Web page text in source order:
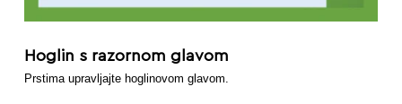
Hoglin s razornom glavom
Prstima upravljajte hoglinovom glavom.